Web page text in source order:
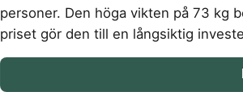
personer. Den höga vikten på 73 kg
priset gör den till en långsiktig